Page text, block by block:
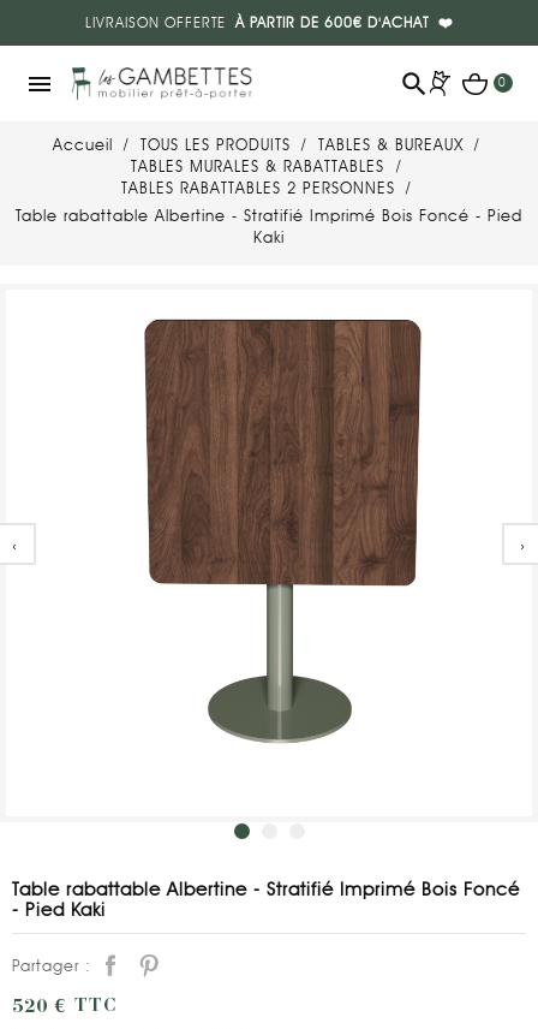
LIVRAISON OFFERTEÀ PARTIR DE 600€ D'ACHAT ❤️
menu search 0
Accueil TOUS LES PRODUITS
TABLES & BUREAUX
TABLES MURALES & RABATTABLES
TABLES RABATTABLES 2 PERSONNES
Table rabattable Albertine - Stratifié Imprimé Bois Foncé - Pied
Kaki
‹ ›
Table rabattable Albertine - Stratifié Imprimé Bois Foncé
- Pied Kaki
Partager :
520 € TTC